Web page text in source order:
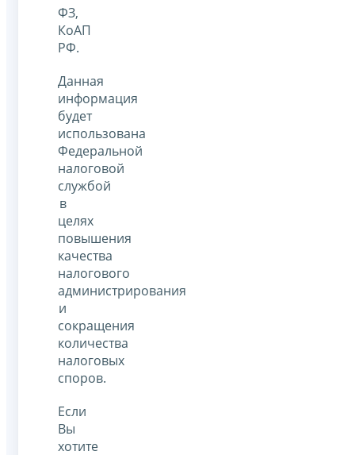
ФЗ,
КоАП
РФ.
Данная
информация
будет
использована
Федеральной
налоговой
службой
в
целях
повышения
качества
налогового
администрирования
и
сокращения
количества
налоговых
споров.
Если
Вы
хотите